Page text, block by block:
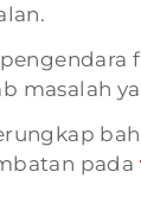
masalah
pada